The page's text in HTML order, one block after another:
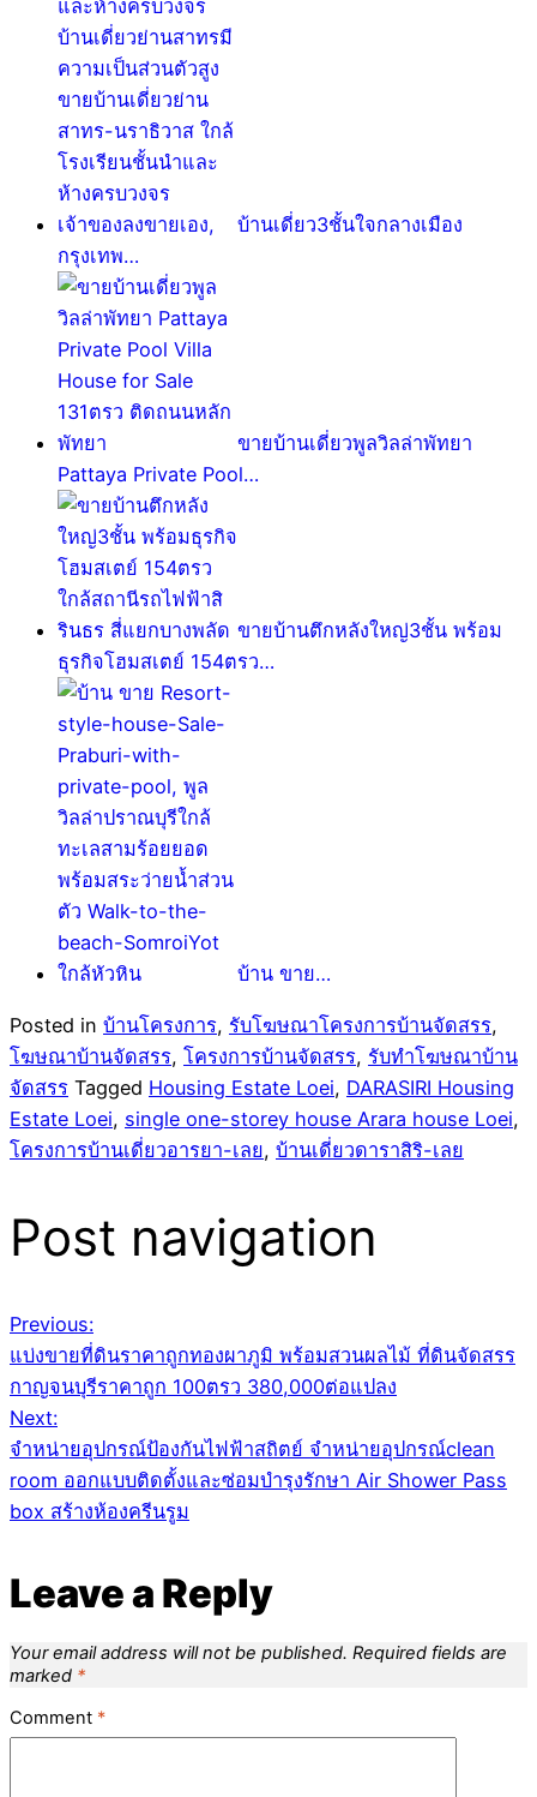
บ้านเดี่ยว3ชั้นใจกลางเมือง
กรุงเทพ…
ขายบ้านเดี่ยวพูลวิลล่าพัทยา
Pattaya Private Pool…
ขายบ้านตึกหลังใหญ่3ชั้น พร้อม
ธุรกิจโฮมสเตย์ 154ตรว…
บ้าน ขาย…
Posted in บ้านโครงการ, รับโฆษณาโครงการบ้านจัดสรร,
โฆษณาบ้านจัดสรร, โครงการบ้านจัดสรร, รับทำโฆษณาบ้าน
จัดสรร Tagged Housing Estate Loei, DARASIRI Housing
Estate Loei, single one-storey house Arara house Loei,
โครงการบ้านเดี่ยวอารยา-เลย, บ้านเดี่ยวดาราสิริ-เลย
Post navigation
Previous:
แบ่งขายที่ดินราคาถูกทองผาภูมิ พร้อมสวนผลไม้ ที่ดินจัดสรร
กาญจนบุรีราคาถูก 100ตรว 380,000ต่อแปลง
Next:
จำหน่ายอุปกรณ์ป้องกันไฟฟ้าสถิตย์ จำหน่ายอุปกรณ์clean
room ออกแบบติดตั้งและซ่อมบำรุงรักษา Air Shower Pass
box สร้างห้องครีนรูม
Leave a Reply
Your email address will not be published. Required fields are
marked *
Comment *